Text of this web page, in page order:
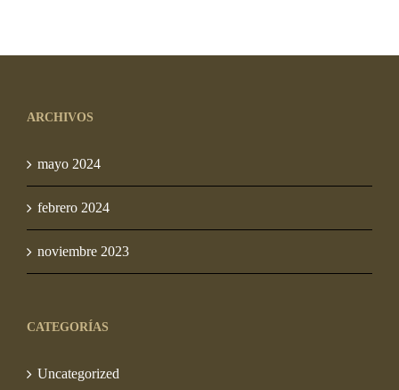
ARCHIVOS
mayo 2024
febrero 2024
noviembre 2023
CATEGORÍAS
Uncategorized